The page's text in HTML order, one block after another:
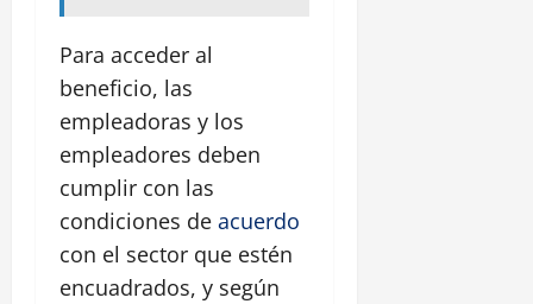
Para acceder al
beneficio, las
empleadoras y los
empleadores deben
cumplir con las
condiciones de acuerdo
con el sector que estén
encuadrados, y según